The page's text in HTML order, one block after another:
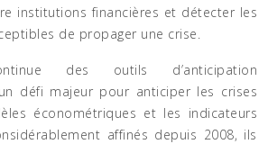
institutions financières et détecter les
de propager une crise.
des outils d’anticipation
défi majeur pour anticiper les crises
économétriques et les indicateurs
affinés depuis 2008, ils